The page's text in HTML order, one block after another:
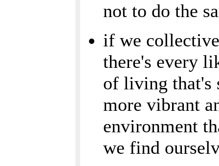
not to do the
if we
there's every
of living that's
more vibrant
environment
we find